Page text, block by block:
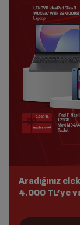
Aradığınız
4.000 TL’ye